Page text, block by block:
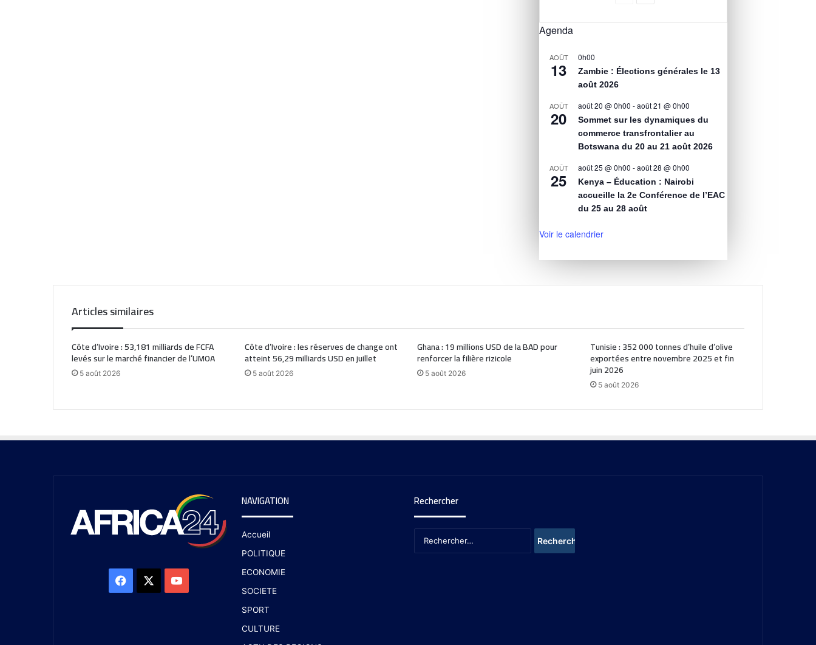
Agenda
AOÛT
13
0h00
Zambie : Élections générales le 13
août 2026
AOÛT
20
août 20 @ 0h00 -août 21 @ 0h00
Sommet sur les dynamiques du
commerce transfrontalier au
Botswana du 20 au 21 août 2026
AOÛT
25
août 25 @ 0h00 -août 28 @ 0h00
Kenya – Éducation : Nairobi
accueille la 2e Conférence de l’EAC
du 25 au 28 août
Voir le calendrier
Articles similaires
Côte d’Ivoire : 53,181 milliards de FCFA
levés sur le marché financier de l’UMOA
5 août 2026
Côte d’Ivoire : les réserves de change ont
atteint 56,29 milliards USD en juillet
5 août 2026
Ghana : 19 millions USD de la BAD pour
renforcer la filière rizicole
5 août 2026
Tunisie : 352 000 tonnes d’huile d’olive
exportées entre novembre 2025 et fin
juin 2026
5 août 2026
NAVIGATION
Accueil
POLITIQUE
ECONOMIE
SOCIETE
SPORT
CULTURE
Rechercher